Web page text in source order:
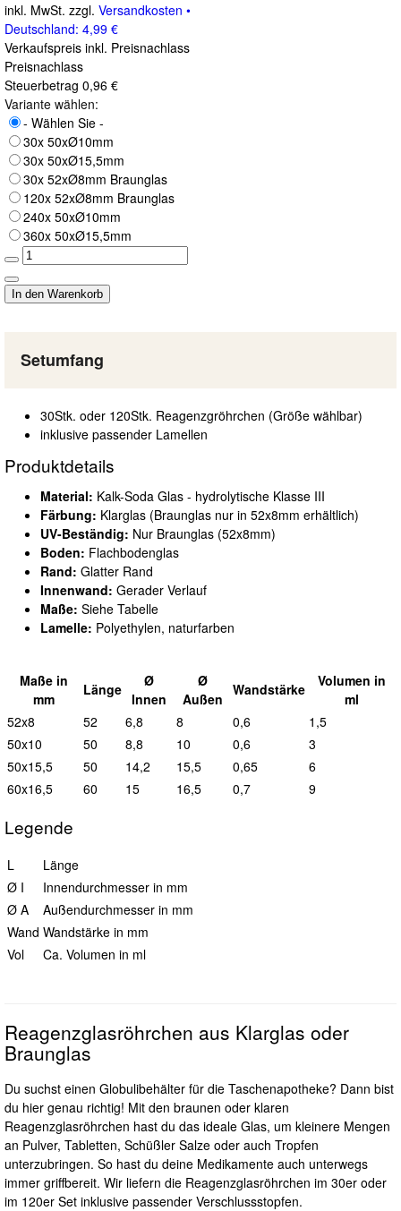
inkl. MwSt. zzgl. Versandkosten •
Deutschland: 4,99 €
Verkaufspreis inkl. Preisnachlass
Preisnachlass
Steuerbetrag 0,96 €
Variante wählen:
- Wählen Sie -
30x 50xØ10mm
30x 50xØ15,5mm
30x 52xØ8mm Braunglas
120x 52xØ8mm Braunglas
240x 50xØ10mm
360x 50xØ15,5mm
Setumfang
30Stk. oder 120Stk. Reagenzgröhrchen (Größe wählbar)
inklusive passender Lamellen
Produktdetails
Material: Kalk-Soda Glas - hydrolytische Klasse III
Färbung: Klarglas (Braunglas nur in 52x8mm erhältlich)
UV-Beständig: Nur Braunglas (52x8mm)
Boden: Flachbodenglas
Rand: Glatter Rand
Innenwand: Gerader Verlauf
Maße: Siehe Tabelle
Lamelle: Polyethylen, naturfarben
Maße in
mm
Länge
Ø
Innen
Ø
Außen
Wandstärke Volumen in
ml
52x8
52 6,8 8 0,6
1,5
50x10
50 8,8 10 0,6
3
50x15,5
50 14,2 15,5 0,65
6
60x16,5
60 15 16,5 0,7 9
Legende
L
Länge
Ø I
Innendurchmesser in mm
Ø A
Außendurchmesser in mm
Wand Wandstärke in mm
Vol
Ca. Volumen in ml
Reagenzglasröhrchen aus Klarglas oder
Braunglas
Du suchst einen Globulibehälter für die Taschenapotheke? Dann bist
du hier genau richtig! Mit den braunen oder klaren
Reagenzglasröhrchen hast du das ideale Glas, um kleinere Mengen
an Pulver, Tabletten, Schüßler Salze oder auch Tropfen
unterzubringen. So hast du deine Medikamente auch unterwegs
immer griffbereit. Wir liefern die Reagenzglasröhrchen im 30er oder
im 120er Set inklusive passender Verschlussstopfen.